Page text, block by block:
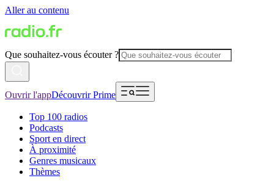
Aller au contenu
Que souhaitez-vous écouter ?
Ouvrir l'appDécouvrir Prime
Top 100 radios
Podcasts
Sport en direct
À proximité
Genres musicaux
Thèmes